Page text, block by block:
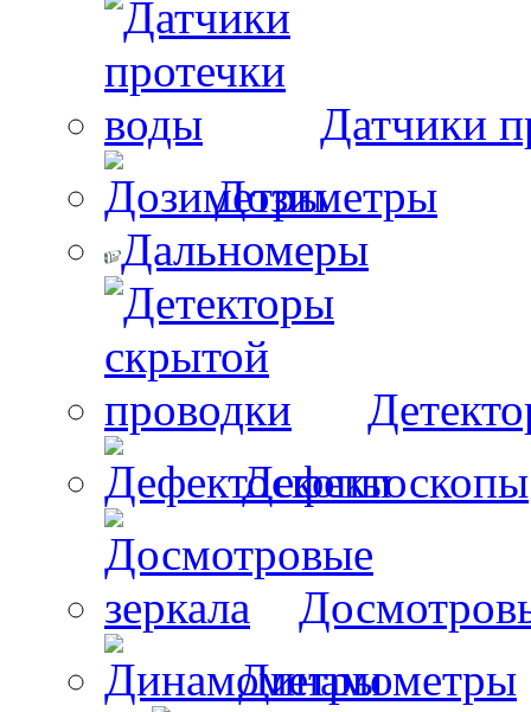
Датчики
Дозиметры
Дальномеры
Дефектоскопы
Динамометры